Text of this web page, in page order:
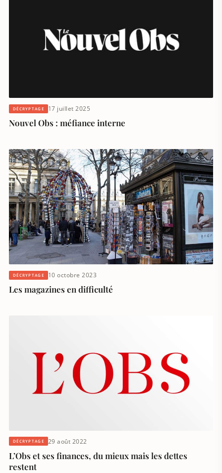
DÉCRYPTAGE 17 juillet 2025
Nouvel Obs : méfiance interne
DÉCRYPTAGE 10 octobre 2023
Les magazines en difficulté
DÉCRYPTAGE 29 août 2022
L’Obs et ses finances, du mieux mais les dettes
restent